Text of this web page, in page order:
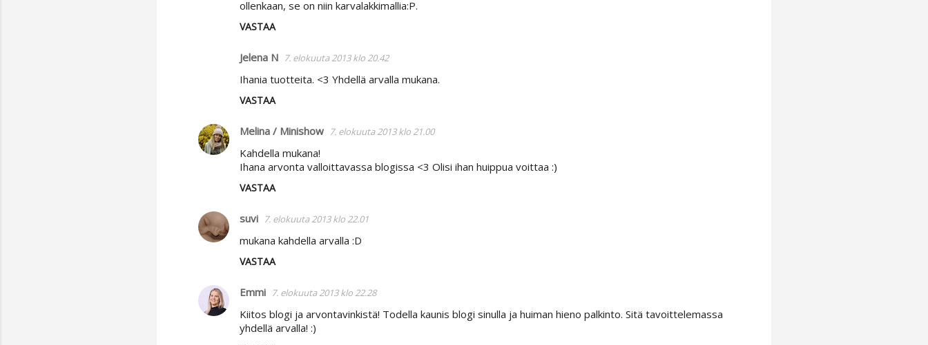
ollenkaan, se on niin karvalakkimallia:P.
VASTAA
Jelena N 7. elokuuta 2013 klo 20.42
Ihania tuotteita. <3 Yhdellä arvalla mukana.
VASTAA
Melina / Minishow 7. elokuuta 2013 klo 21.00
Kahdella mukana!
Ihana arvonta valloittavassa blogissa <3 Olisi ihan huippua voittaa :)
VASTAA
suvi 7. elokuuta 2013 klo 22.01
mukana kahdella arvalla :D
VASTAA
Emmi 7. elokuuta 2013 klo 22.28
Kiitos blogi ja arvontavinkistä! Todella kaunis blogi sinulla ja huiman hieno palkinto. Sitä tavoittelemassa
yhdellä arvalla! :)